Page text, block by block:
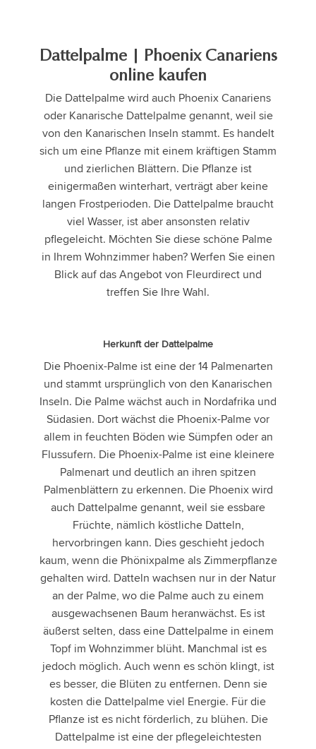
Dattelpalme | Phoenix Canariens
online kaufen
Die Dattelpalme wird auch Phoenix Canariens
oder Kanarische Dattelpalme genannt, weil sie
von den Kanarischen Inseln stammt. Es handelt
sich um eine Pflanze mit einem kräftigen Stamm
und zierlichen Blättern. Die Pflanze ist
einigermaßen winterhart, verträgt aber keine
langen Frostperioden. Die Dattelpalme braucht
viel Wasser, ist aber ansonsten relativ
pflegeleicht. Möchten Sie diese schöne Palme
in Ihrem Wohnzimmer haben? Werfen Sie einen
Blick auf das Angebot von Fleurdirect und
treffen Sie Ihre Wahl.
Herkunft der Dattelpalme
Die Phoenix-Palme ist eine der 14 Palmenarten
und stammt ursprünglich von den Kanarischen
Inseln. Die Palme wächst auch in Nordafrika und
Südasien. Dort wächst die Phoenix-Palme vor
allem in feuchten Böden wie Sümpfen oder an
Flussufern. Die Phoenix-Palme ist eine kleinere
Palmenart und deutlich an ihren spitzen
Palmenblättern zu erkennen. Die Phoenix wird
auch Dattelpalme genannt, weil sie essbare
Früchte, nämlich köstliche Datteln,
hervorbringen kann. Dies geschieht jedoch
kaum, wenn die Phönixpalme als Zimmerpflanze
gehalten wird. Datteln wachsen nur in der Natur
an der Palme, wo die Palme auch zu einem
ausgewachsenen Baum heranwächst. Es ist
äußerst selten, dass eine Dattelpalme in einem
Topf im Wohnzimmer blüht. Manchmal ist es
jedoch möglich. Auch wenn es schön klingt, ist
es besser, die Blüten zu entfernen. Denn sie
kosten die Dattelpalme viel Energie. Für die
Pflanze ist es nicht förderlich, zu blühen. Die
Dattelpalme ist eine der pflegeleichtesten